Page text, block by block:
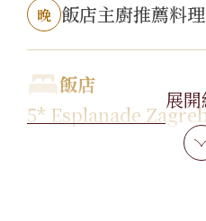
晚 飯店主廚推薦料理
飯店
5* Esplanade
Sheraton Zagreb
展